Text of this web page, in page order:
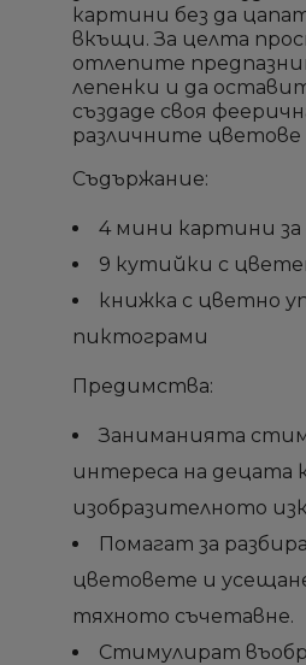
Добави към
Създай нов списък
Създай списък
Име на списък
Отмени
Sign in
за да добавите продукта в
Добави към
Създай нов списък
Създай списък
Име на списък
Отмени
Sign in
за да добавите продукта в
картини без да
вкъщи. За целта
отлепите
лепенки и да
създаде своя
различните цветове
Съдържание:
4 мини картини за
9 кутийки с
книжка с цветно
пиктограми
Предимства:
Заниманията
интереса на децата
изобразителното
Помагат за
цветовете и
тяхното съчетавне.
Стимулират